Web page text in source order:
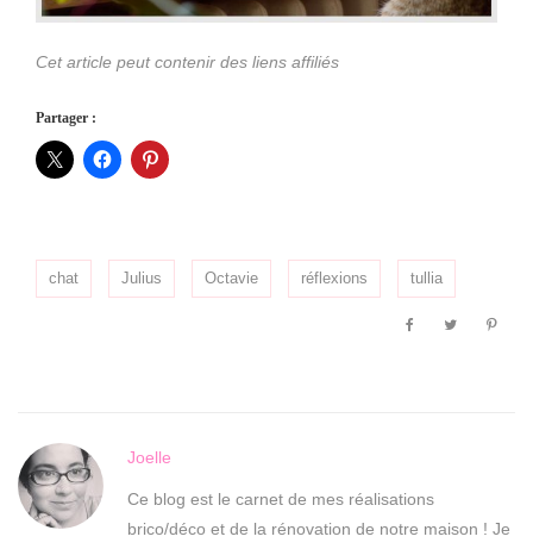
Cet article peut contenir des liens affiliés
Partager :
chat Julius Octavie réflexions tullia
Joelle
Ce blog est le carnet de mes réalisations
brico/déco et de la rénovation de notre maison ! Je